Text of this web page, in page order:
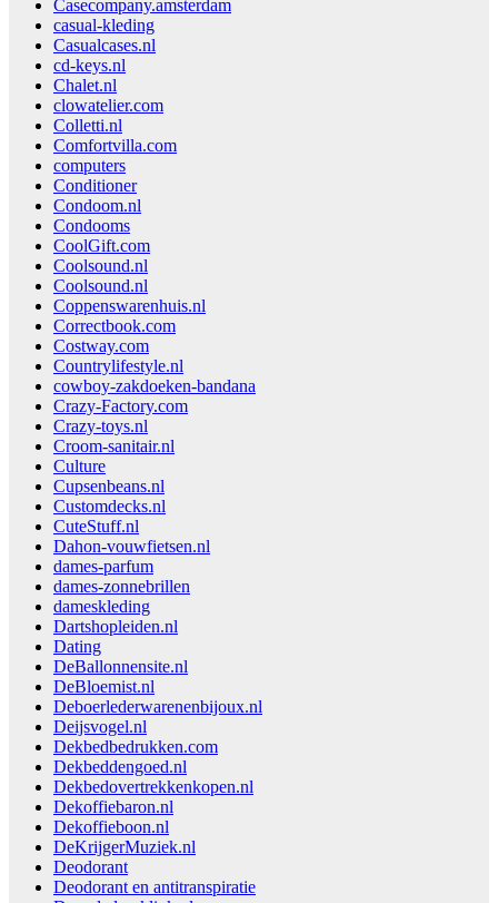
Casecompany.amsterdam
casual-kleding
Casualcases.nl
cd-keys.nl
Chalet.nl
clowatelier.com
Colletti.nl
Comfortvilla.com
computers
Conditioner
Condoom.nl
Condooms
CoolGift.com
Coolsound.nl
Coolsound.nl
Coppenswarenhuis.nl
Correctbook.com
Costway.com
Countrylifestyle.nl
cowboy-zakdoeken-bandana
Crazy-Factory.com
Crazy-toys.nl
Croom-sanitair.nl
Culture
Cupsenbeans.nl
Customdecks.nl
CuteStuff.nl
Dahon-vouwfietsen.nl
dames-parfum
dames-zonnebrillen
dameskleding
Dartshopleiden.nl
Dating
DeBallonnensite.nl
DeBloemist.nl
Deboerlederwarenenbijoux.nl
Deijsvogel.nl
Dekbedbedrukken.com
Dekbeddengoed.nl
Dekbedovertrekkenkopen.nl
Dekoffiebaron.nl
Dekoffieboon.nl
DeKrijgerMuziek.nl
Deodorant
Deodorant en antitranspiratie